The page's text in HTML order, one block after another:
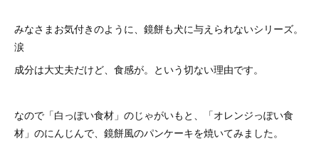
みなさまお気付きのように、鏡餅も犬に与えられないシリーズ。
涙
成分は大丈夫だけど、食感が。という切ない理由です。
なので「白っぽい食材」のじゃがいもと、「オレンジっぽい食
材」のにんじんで、鏡餅風のパンケーキを焼いてみました。